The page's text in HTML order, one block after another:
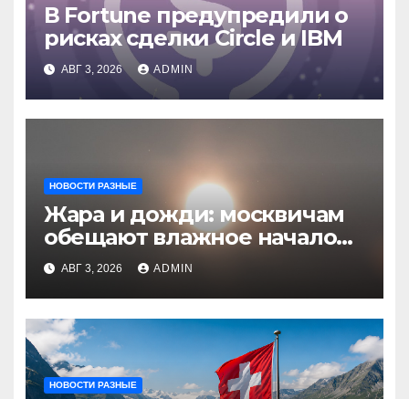
В Fortune предупредили о
рисках сделки Circle и IBM
АВГ 3, 2026 ADMIN
НОВОСТИ РАЗНЫЕ
Жара и дожди: москвичам
обещают влажное начало
августа
АВГ 3, 2026 ADMIN
НОВОСТИ РАЗНЫЕ